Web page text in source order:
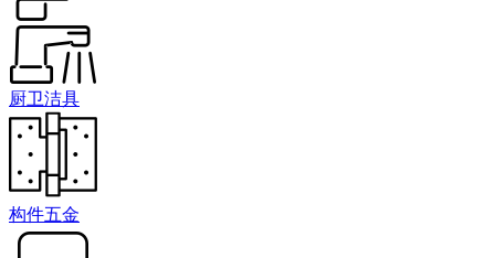
厨卫洁具
构件五金